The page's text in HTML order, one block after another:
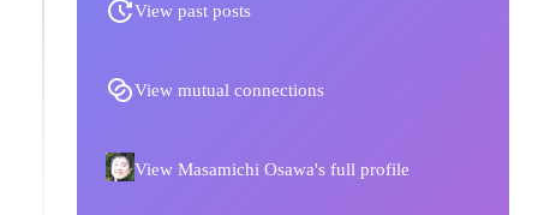
View past posts
View mutual connections
View Masamichi Osawa's full profile